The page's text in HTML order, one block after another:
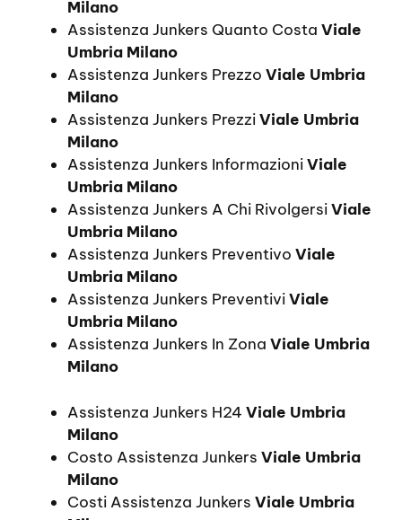
Milano
Assistenza Junkers Quanto Costa Viale
Umbria Milano
Assistenza Junkers Prezzo Viale Umbria
Milano
Assistenza Junkers PrezziViale Umbria
Milano
Assistenza Junkers InformazioniViale
Umbria Milano
Assistenza Junkers A Chi RivolgersiViale
Umbria Milano
Assistenza Junkers Preventivo Viale
Umbria Milano
Assistenza Junkers PreventiviViale
Umbria Milano
Assistenza Junkers In Zona Viale Umbria
Milano
Assistenza Junkers H24 Viale Umbria
Milano
Costo Assistenza Junkers Viale Umbria
Milano
Costi Assistenza Junkers Viale Umbria